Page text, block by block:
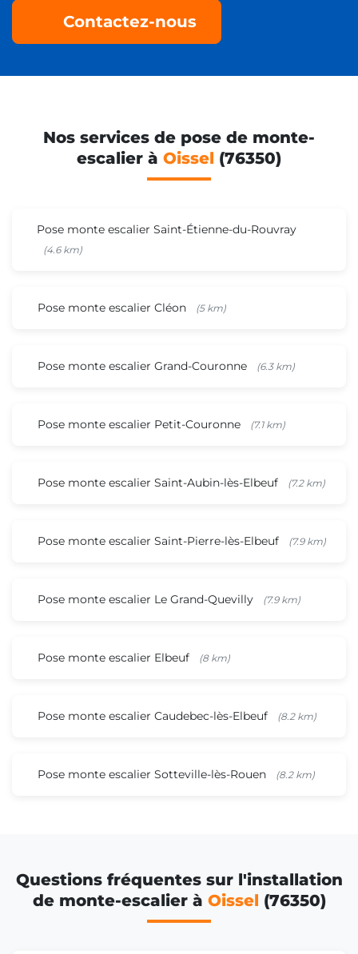
Contactez-nous
Nos services de pose de monte-
escalier à Oissel (76350)
Pose monte escalier Saint-Étienne-du-Rouvray
(4.6 km)
Pose monte escalier Cléon (5 km)
Pose monte escalier Grand-Couronne (6.3 km)
Pose monte escalier Petit-Couronne (7.1 km)
Pose monte escalier Saint-Aubin-lès-Elbeuf (7.2 km)
Pose monte escalier Saint-Pierre-lès-Elbeuf (7.9 km)
Pose monte escalier Le Grand-Quevilly (7.9 km)
Pose monte escalier Elbeuf (8 km)
Pose monte escalier Caudebec-lès-Elbeuf (8.2 km)
Pose monte escalier Sotteville-lès-Rouen (8.2 km)
Questions fréquentes sur l'installation
de monte-escalier à Oissel (76350)